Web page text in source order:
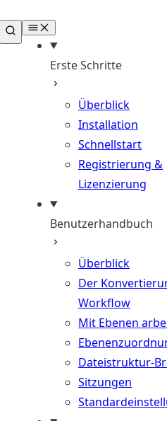
Erste Schritte
Überblick
Installation
Schnellstart
Registrierung &
Lizenzierung
Benutzerhandbuch
Überblick
Der
Workflow
Mit Ebenen
Dateistruktur-
Sitzungen